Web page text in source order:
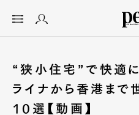
“狭小住宅”で快適
ライナから香港まで
10選【動画】